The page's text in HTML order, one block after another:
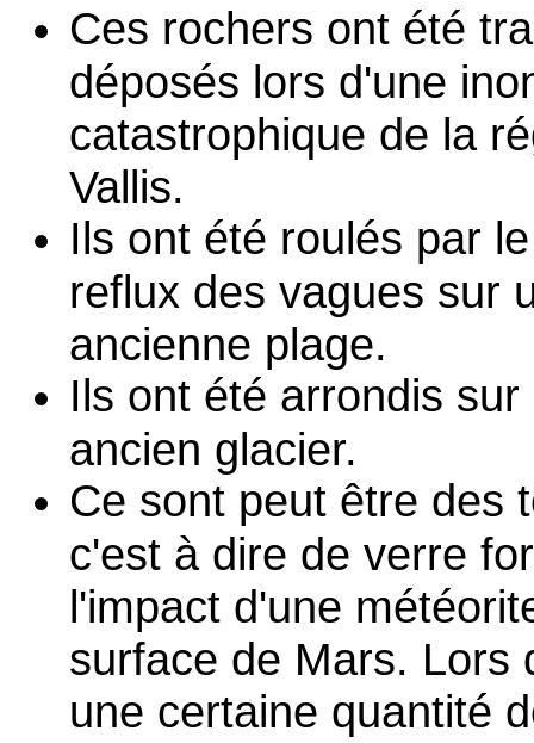
Ces rochers ont été
déposés lors d'une
catastrophique de la
Vallis.
Ils ont été roulés par
reflux des vagues sur
ancienne plage.
Ils ont été arrondis sur
ancien glacier.
Ce sont peut être des
c'est à dire de verre
l'impact d'une
surface de Mars. Lors
une certaine quantité